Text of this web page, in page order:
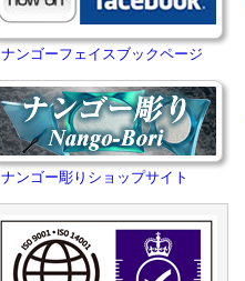
ナンゴーフェイスブックページ
ナンゴー彫りショップサイト